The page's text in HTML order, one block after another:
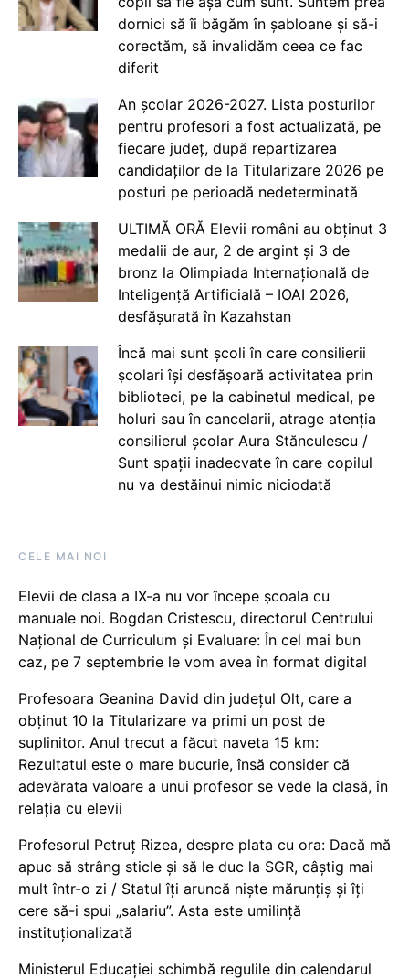
dornici să îi băgăm în șabloane și să-i
corectăm, să invalidăm ceea ce fac
diferit
An școlar 2026-2027. Lista posturilor
pentru profesori a fost actualizată, pe
fiecare județ, după repartizarea
candidaților de la Titularizare 2026 pe
posturi pe perioadă nedeterminată
ULTIMĂ ORĂ Elevii români au obținut 3
medalii de aur, 2 de argint și 3 de
bronz la Olimpiada Internațională de
Inteligență Artificială – IOAI 2026,
desfășurată în Kazahstan
Încă mai sunt școli în care consilierii
școlari își desfășoară activitatea prin
biblioteci, pe la cabinetul medical, pe
holuri sau în cancelarii, atrage atenția
consilierul școlar Aura Stănculescu /
Sunt spații inadecvate în care copilul
nu va destăinui nimic niciodată
CELE MAI NOI
Elevii de clasa a IX-a nu vor începe școala cu
manuale noi. Bogdan Cristescu, directorul Centrului
Național de Curriculum și Evaluare: În cel mai bun
caz, pe 7 septembrie le vom avea în format digital
Profesoara Geanina David din județul Olt, care a
obținut 10 la Titularizare va primi un post de
suplinitor. Anul trecut a făcut naveta 15 km:
Rezultatul este o mare bucurie, însă consider că
adevărata valoare a unui profesor se vede la clasă, în
relația cu elevii
Profesorul Petruț Rizea, despre plata cu ora: Dacă mă
apuc să strâng sticle și să le duc la SGR, câștig mai
mult într-o zi / Statul îți aruncă niște mărunțiș și îți
cere să-i spui „salariu”. Asta este umilință
instituționalizată
Ministerul Educației schimbă regulile din calendarul